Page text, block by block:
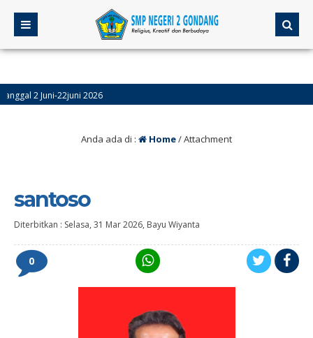
2 Juni-22juni 2026
Kelas 9 Dilaksanakan Tanggal 4-9 Mei, Sedangkan Kelas 7 dan 8
Anda ada di : Home/ Attachment
santoso
Diterbitkan : Selasa, 31 Mar 2026, Bayu Wiyanta
0